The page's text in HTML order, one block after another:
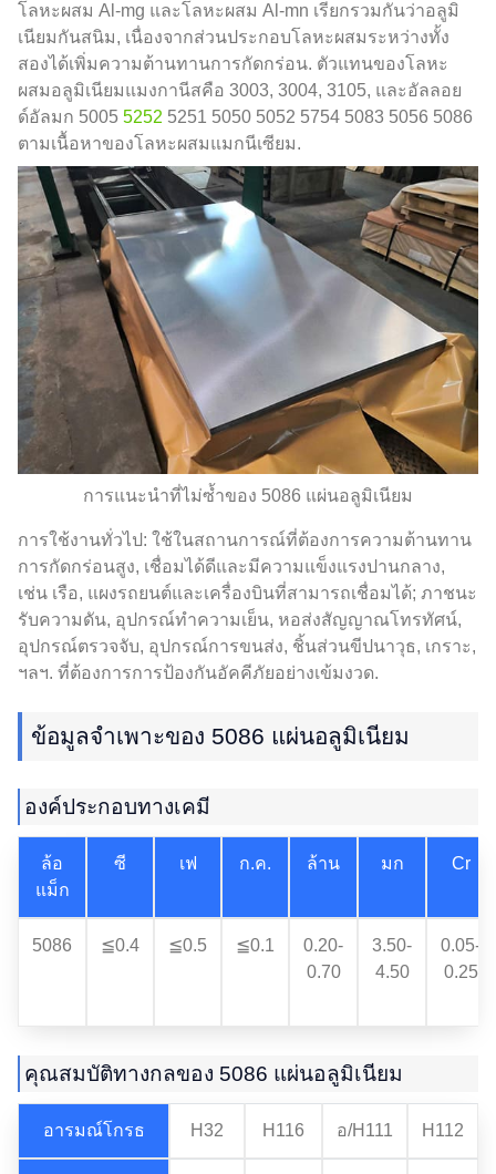
โลหะผสม Al-mg และโลหะผสม Al-mn เรียกรวมกันว่าอลูมิ
เนียมกันสนิม, เนื่องจากส่วนประกอบโลหะผสมระหว่างทั้ง
สองได้เพิ่มความต้านทานการกัดกร่อน. ตัวแทนของโลหะ
ผสมอลูมิเนียมแมงกานีสคือ 3003, 3004, 3105, และอัลลอย
ด์อัลมก 5005 5252 5251 5050 5052 5754 5083 5056 5086
ตามเนื้อหาของโลหะผสมแมกนีเซียม.
การแนะนำที่ไม่ซ้ำของ 5086 แผ่นอลูมิเนียม
การใช้งานทั่วไป: ใช้ในสถานการณ์ที่ต้องการความต้านทาน
การกัดกร่อนสูง, เชื่อมได้ดีและมีความแข็งแรงปานกลาง,
เช่น เรือ, แผงรถยนต์และเครื่องบินที่สามารถเชื่อมได้; ภาชนะ
รับความดัน, อุปกรณ์ทำความเย็น, หอส่งสัญญาณโทรทัศน์,
อุปกรณ์ตรวจจับ, อุปกรณ์การขนส่ง, ชิ้นส่วนขีปนาวุธ, เกราะ,
ฯลฯ. ที่ต้องการการป้องกันอัคคีภัยอย่างเข้มงวด.
ข้อมูลจําเพาะของ 5086 แผ่นอลูมิเนียม
องค์ประกอบทางเคมี
ล้อ
แม็ก
ซี เฟ ก.ค. ล้าน มก Cr
5086 ≦0.4 ≦0.5 ≦0.1
0.20-
0.70
3.50-
4.50
0.05-
0.25
คุณสมบัติทางกลของ 5086 แผ่นอลูมิเนียม
อารมณ์โกรธ H32 H116 อ/H111 H112